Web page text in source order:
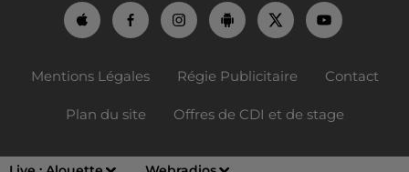
Mentions Légales Régie Publicitaire Contact
Plan du site Offres de CDI et de stage